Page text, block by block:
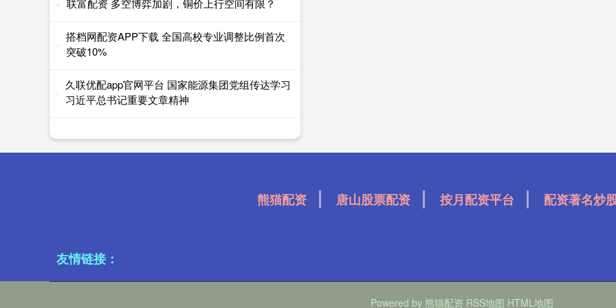
联富配资 多空博弈加剧，铜价上行空间有限？
搭档网配资APP下载 全国高校专业调整比例首次
突破10%
久联优配app官网平台 国家能源集团党组传达学习
习近平总书记重要文章精神
熊猫配资 唐山股票配资 按月配资平台 配资著名炒
友情链接：
Powered by 熊猫配资 RSS地图 HTML地图